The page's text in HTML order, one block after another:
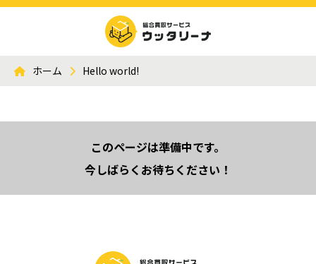
ホーム Hello world!
このページは準備中です。
今しばらくお待ちください！